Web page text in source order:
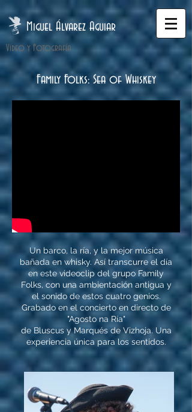
Miguel Álvarez Aguiar
Vídeo y Fotografía
Family Folks: Sea of Whiskey
Un barco, la ría, y la mejor música
bañada en whisky. Así transcurre el día
en este videoclip del grupo Family
Folks, con una ambientación antigua y
el sonido de estos cuatro genios.
Grabado en el concierto en directo de
"Agosto na Ría"
de Bluscus y Marqués de Vizhoja. Una
experiencia única para los sentidos.